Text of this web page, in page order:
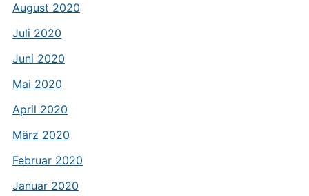
August 2020
Juli 2020
Juni 2020
Mai 2020
April 2020
März 2020
Februar 2020
Januar 2020